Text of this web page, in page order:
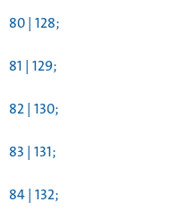
80 | 128;
81 | 129;
82 | 130;
83 | 131;
84 | 132;